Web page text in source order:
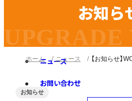
マニュアル
旧バージョンダウンロード
ニュース
お問い合わせ
お知ら
ホーム ニュース 【お知らせ】
お知らせ